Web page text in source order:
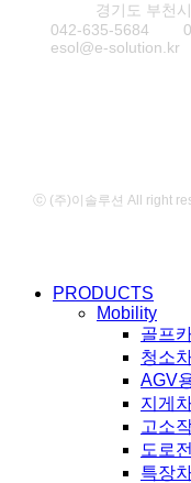
경기도 부천
042-635-5684
esol@e-solution.kr
ⓒ (주)이솔루션 All right
Close PRODUCTS
Mobility
골프
청소
AGV
지게
고소
도로
특장